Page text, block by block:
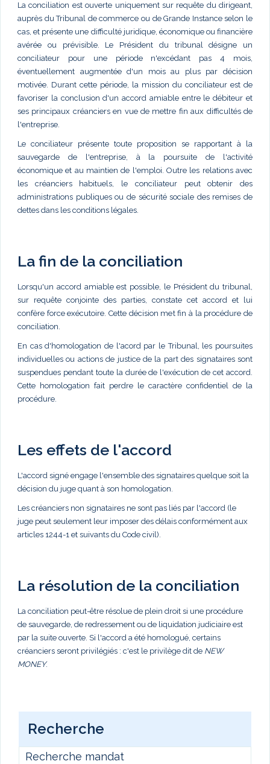
La conciliation est ouverte uniquement sur requête du dirigeant,
auprès du Tribunal de commerce ou de Grande Instance selon le
cas, et présente une difficulté juridique, économique ou financière
avérée ou prévisible. Le Président du tribunal désigne un
conciliateur pour une période n'excédant pas 4 mois,
éventuellement augmentée d'un mois au plus par décision
motivée. Durant cette période, la mission du conciliateur est de
favoriser la conclusion d'un accord amiable entre le débiteur et
ses principaux créanciers en vue de mettre fin aux difficultés de
l'entreprise.
Le conciliateur présente toute proposition se rapportant à la
sauvegarde de l'entreprise, à la poursuite de l'activité
économique et au maintien de l'emploi. Outre les relations avec
les créanciers habituels, le conciliateur peut obtenir des
administrations publiques ou de sécurité sociale des remises de
dettes dans les conditions légales.
La fin de la conciliation
Lorsqu'un accord amiable est possible, le Président du tribunal,
sur requête conjointe des parties, constate cet accord et lui
confère force exécutoire. Cette décision met fin à la procédure de
conciliation.
En cas d'homologation de l'acord par le Tribunal, les poursuites
individuelles ou actions de justice de la part des signataires sont
suspendues pendant toute la durée de l'exécution de cet accord.
Cette homologation fait perdre le caractère confidentiel de la
procédure.
Les effets de l'accord
L'accord signé engage l'ensemble des signataires quelque soit la
décision du juge quant à son homologation.
Les créanciers non signataires ne sont pas liés par l'accord (le
juge peut seulement leur imposer des délais conformément aux
articles 1244-1 et suivants du Code civil).
La résolution de la conciliation
La conciliation peut-être résolue de plein droit si une procédure
de sauvegarde, de redressement ou de liquidation judiciaire est
par la suite ouverte. Si l'accord a été homologué, certains
créanciers seront privilégiés : c'est le privilège dit de NEW
MONEY.
Recherche
Recherche mandat